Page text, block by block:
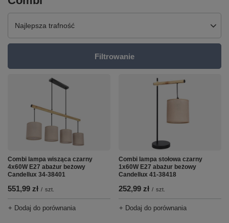
Zmień sortowanie
Najlepsza trafność
Filtrowanie
Combi lampa wisząca czarny
4x60W E27 abażur beżowy
Candellux 34-38401
551,99 zł / szt.
+ Dodaj do porównania
Combi lampa stołowa czarny
1x60W E27 abażur beżowy
Candellux 41-38418
252,99 zł / szt.
+ Dodaj do porównania